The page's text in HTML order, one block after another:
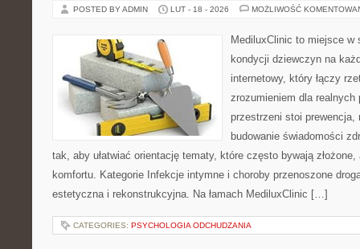
POSTED BY ADMIN LUT - 18 - 2026 MOŻLIWOŚĆ
MediluxClinic to miejsce
kondycji dziewczyn na
internetowy, który łączy
zrozumieniem dla
przestrzeni stoi prewencja,
budowanie świadomości
tak, aby ułatwiać orientację tematy, które często bywają
komfortu. Kategorie Infekcje intymne i choroby przenoszone
estetyczna i rekonstrukcyjna. Na łamach MediluxClinic […]
CATEGORIES: PSYCHOLOGIA ODCHUDZANIA